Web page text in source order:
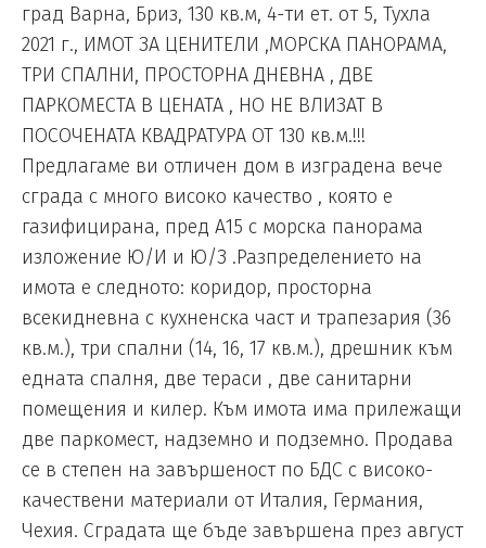
град Варна, Бриз, 130 кв.м, 4-ти ет. от 5, Тухла
2021 г., ИМОТ ЗА ЦЕНИТЕЛИ ,МОРСКА ПАНОРАМА,
ТРИ СПАЛНИ, ПРОСТОРНА ДНЕВНА , ДВЕ
ПАРКОМЕСТА В ЦЕНАТА , НО НЕ ВЛИЗАТ В
ПОСОЧЕНАТА КВАДРАТУРА ОТ 130 кв.м.!!!
Предлагаме ви отличен дом в изградена вече
сграда с много високо качество , която е
газифицирана, пред А15 с морска панорама
изложение Ю/И и Ю/З .Разпределението на
имота е следното: коридор, просторна
всекидневна с кухненска част и трапезария (36
кв.м.), три спални (14, 16, 17 кв.м.), дрешник към
едната спалня, две тераси , две санитарни
помещения и килер. Към имота има прилежащи
две паркомест, надземно и подземно. Продава
се в степен на завършеност по БДС с високо-
качествени материали от Италия, Германия,
Чехия. Сградата ще бъде завършена през август